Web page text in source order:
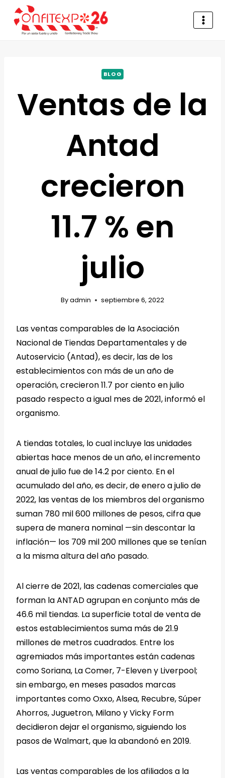
BLOG
Ventas de la
Antad
crecieron
11.7 % en
julio
Byadmin septiembre 6, 2022
Las ventas comparables de la Asociación
Nacional de Tiendas Departamentales y de
Autoservicio (Antad), es decir, las de los
establecimientos con más de un año de
operación, crecieron 11.7 por ciento en julio
pasado respecto a igual mes de 2021, informó el
organismo.
A tiendas totales, lo cual incluye las unidades
abiertas hace menos de un año, el incremento
anual de julio fue de 14.2 por ciento. En el
acumulado del año, es decir, de enero a julio de
2022, las ventas de los miembros del organismo
suman 780 mil 600 millones de pesos, cifra que
supera de manera nominal —sin descontar la
inflación— los 709 mil 200 millones que se tenían
a la misma altura del año pasado.
Al cierre de 2021, las cadenas comerciales que
forman la ANTAD agrupan en conjunto más de
46.6 mil tiendas. La superficie total de venta de
estos establecimientos suma más de 21.9
millones de metros cuadrados. Entre los
agremiados más importantes están cadenas
como Soriana, La Comer, 7-Eleven y Liverpool;
sin embargo, en meses pasados marcas
importantes como Oxxo, Alsea, Recubre, Súper
Ahorros, Juguetron, Milano y Vicky Form
decidieron dejar el organismo, siguiendo los
pasos de Walmart, que la abandonó en 2019.
Las ventas comparables de los afiliados a la